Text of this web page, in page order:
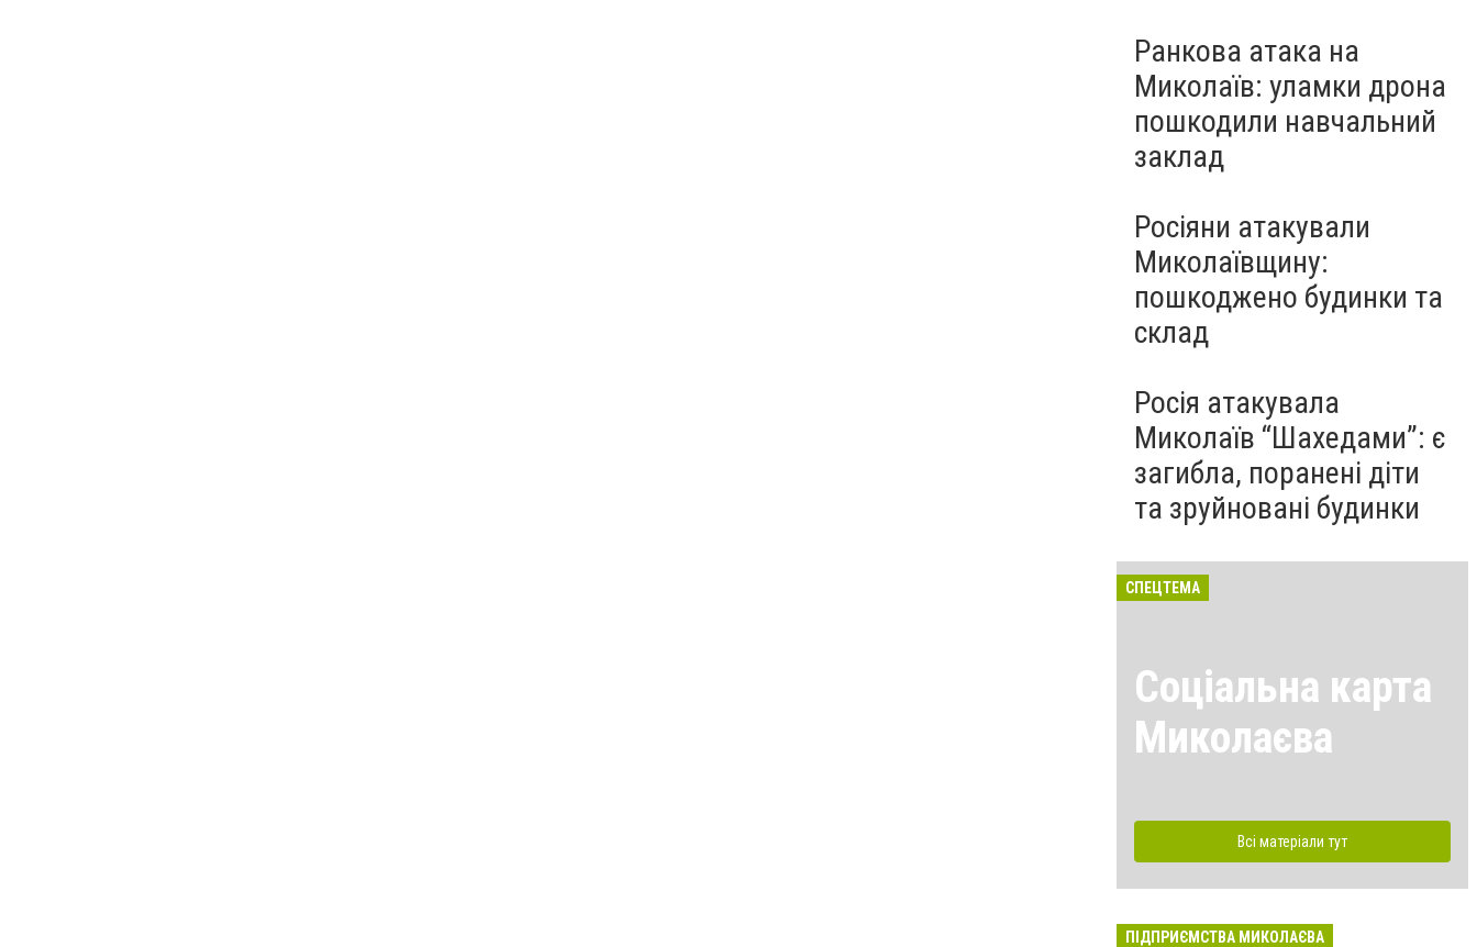
Ранкова атака на
Миколаїв: уламки дрона
пошкодили навчальний
заклад
Росіяни атакували
Миколаївщину:
пошкоджено будинки та
склад
Росія атакувала
Миколаїв “Шахедами”: є
загибла, поранені діти
та зруйновані будинки
СПЕЦТЕМА
Соціальна карта
Миколаєва
Всі матеріали тут
ПІДПРИЄМСТВА МИКОЛАЄВА